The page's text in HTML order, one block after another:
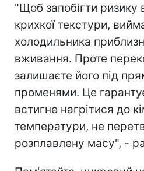
"Щоб запобігти ризику
крихкої текстури,
холодильника
вживання. Проте
залишаєте його під
променями. Це
встигне нагрітися до
температури, не
розплавлену масу", -